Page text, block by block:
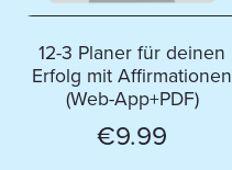
12-3 Planer für deinen
Erfolg mit Affirmationen
(Web-App+PDF)
€9.99